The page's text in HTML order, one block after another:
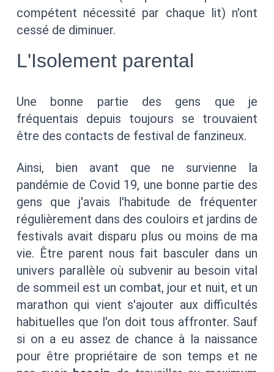
compétent nécessité par chaque lit) n'ont
cessé de diminuer.
L'Isolement parental
Une bonne partie des gens que je
fréquentais depuis toujours se trouvaient
être des contacts de festival de fanzineux.
Ainsi, bien avant que ne survienne la
pandémie de Covid 19, une bonne partie des
gens que j'avais l'habitude de fréquenter
régulièrement dans des couloirs et jardins de
festivals avait disparu plus ou moins de ma
vie. Être parent nous fait basculer dans un
univers parallèle où subvenir au besoin vital
de sommeil est un combat, jour et nuit, et un
marathon qui vient s'ajouter aux difficultés
habituelles que l'on doit tous affronter. Sauf
si on a eu assez de chance à la naissance
pour être propriétaire de son temps et ne